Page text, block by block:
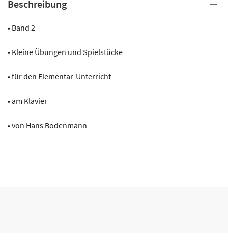
den
Menge
Beschreibung
• Band 2
• Kleine Übungen und Spielstücke
• für den Elementar-Unterricht
• am Klavier
• von Hans Bodenmann